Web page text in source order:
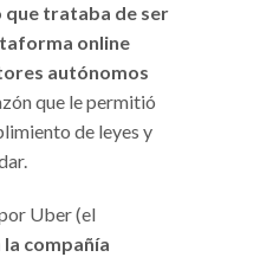
que trataba de ser
online
autónomos
que le permitió
de leyes y
Uber (el
compañía